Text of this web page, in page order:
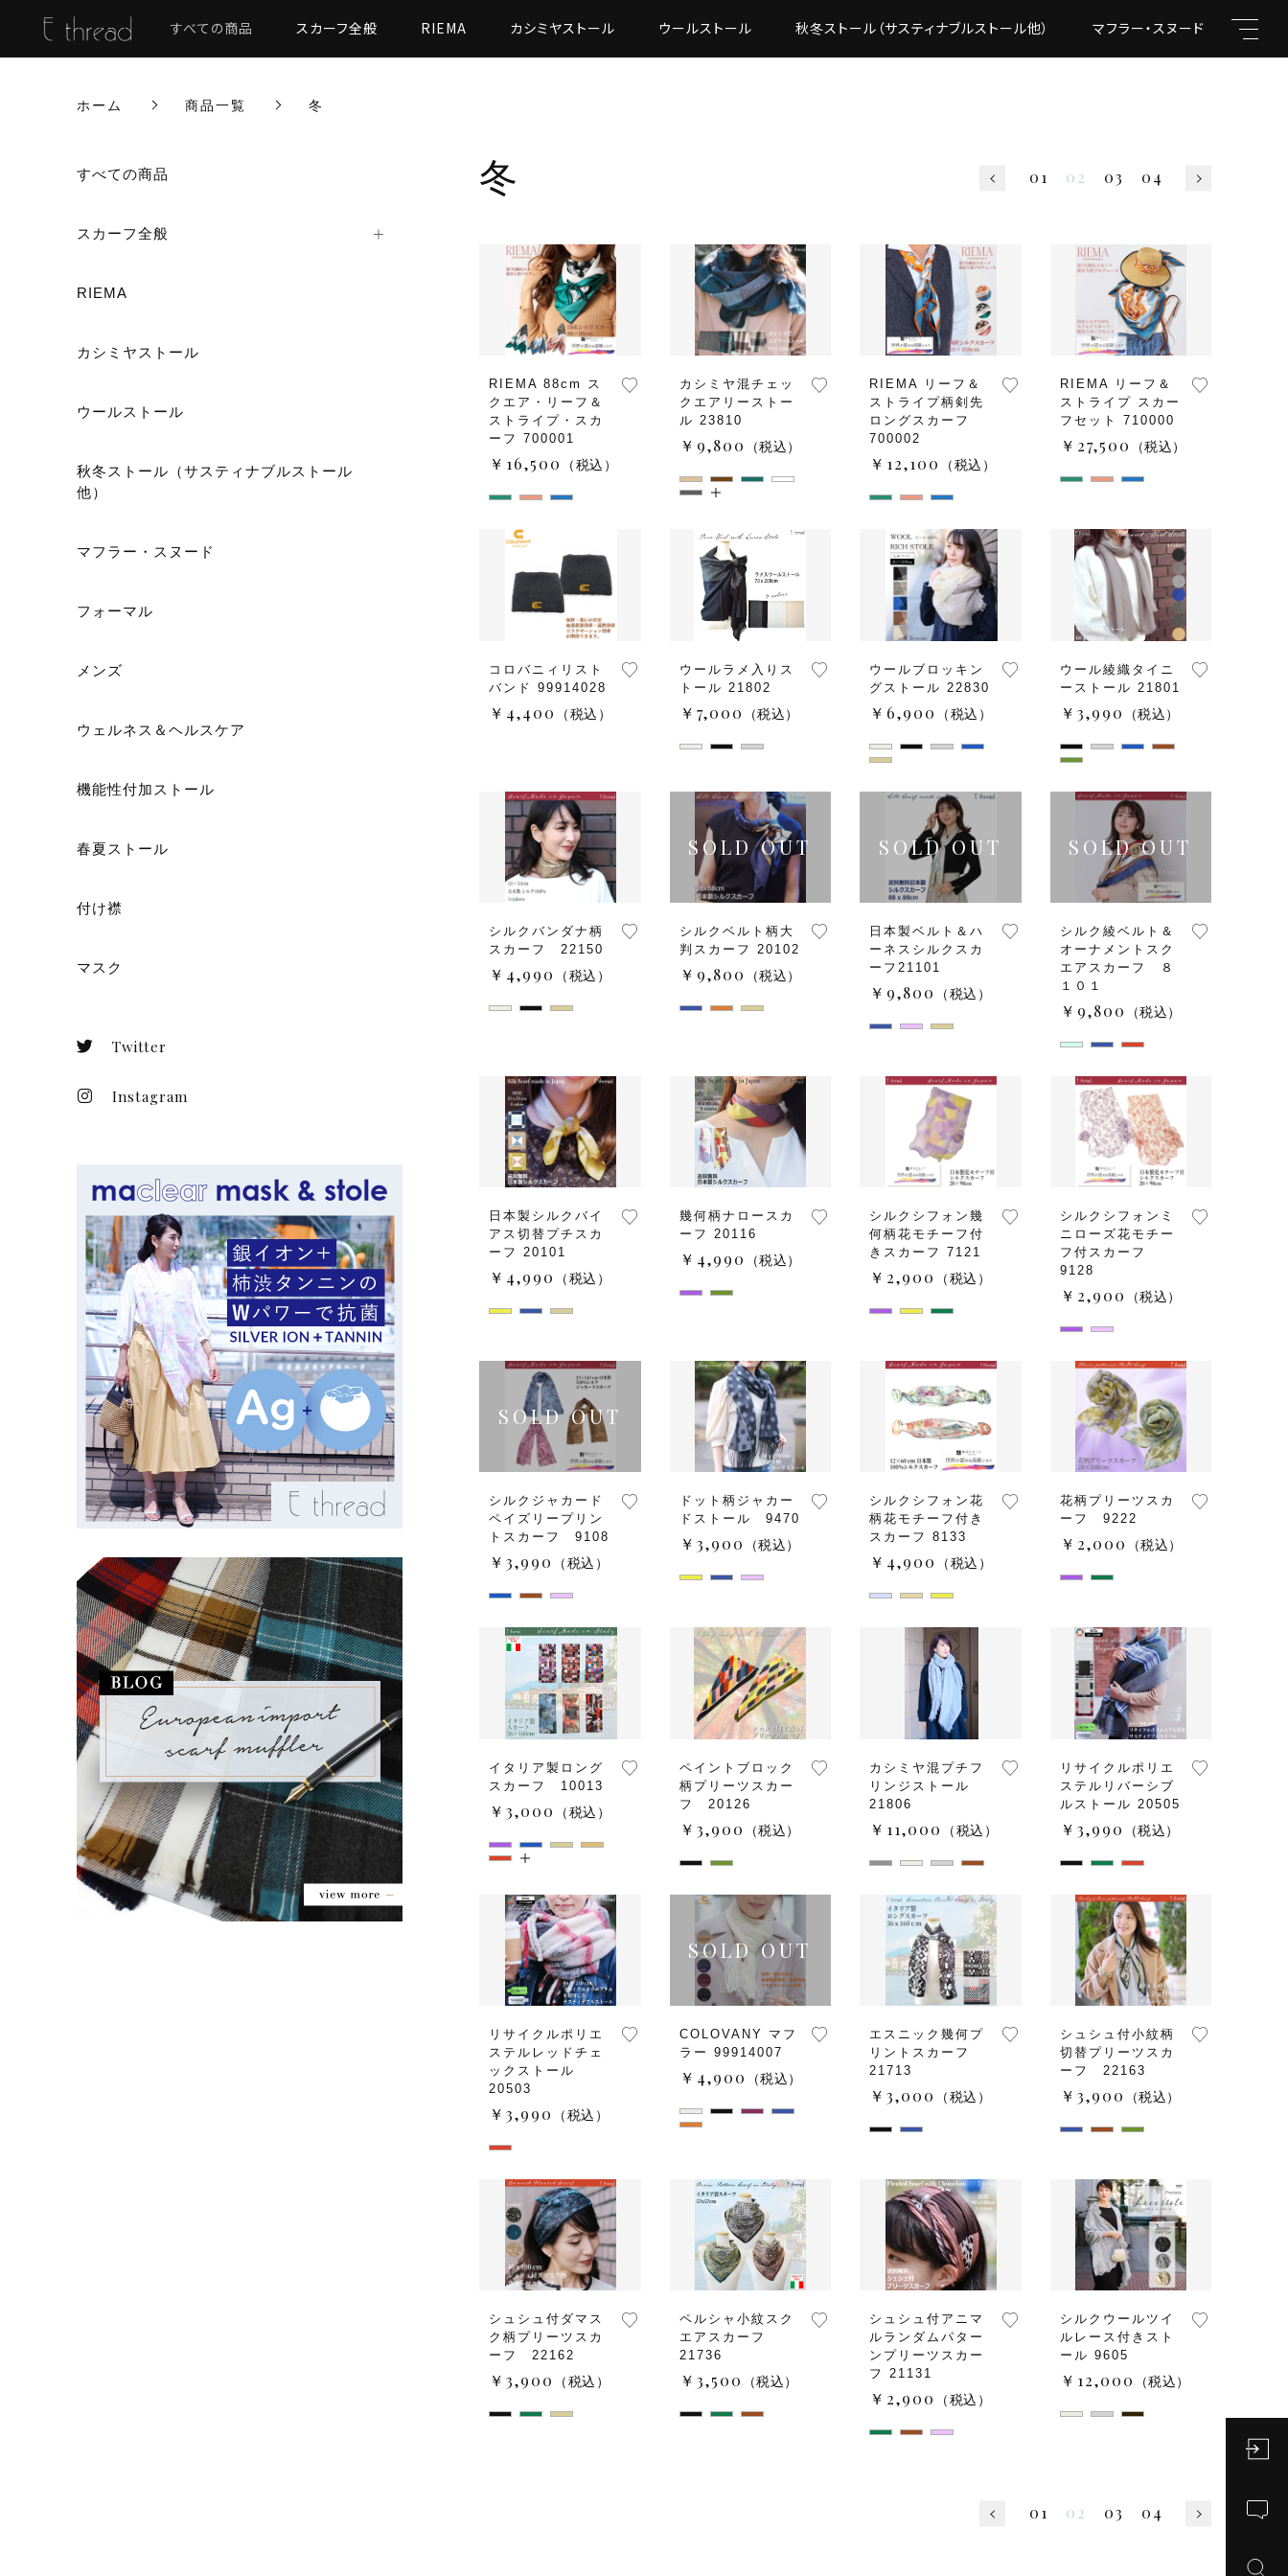
すべての商品 スカーフ全般 RIEMA カシミヤストール ウールストール 秋冬ストール（サスティナブルストール他） マフラー・スヌード フォ
ホーム 商品一覧 冬
冬 01 02 03 04
RIEMA 88cm ス
クエア・リーフ＆
ストライプ・スカ
ーフ 700001
￥16,500 （税込）
カシミヤ混チェッ
クエアリーストー
ル 23810
￥9,800 （税込）
RIEMA リーフ＆
ストライプ柄剣先
ロングスカーフ
700002
￥12,100 （税込）
RIEMA リーフ＆
ストライプ スカー
フセット 710000
￥27,500 （税込）
コロバニィリスト
バンド 99914028
￥4,400 （税込）
ウールラメ入りス
トール 21802
￥7,000 （税込）
ウールブロッキン
グストール 22830
￥6,900 （税込）
ウール綾織タイニ
ーストール 21801
￥3,990 （税込）
シルクバンダナ柄
スカーフ 22150
￥4,990 （税込）
シルクベルト柄大
判スカーフ 20102
￥9,800 （税込）
日本製ベルト＆ハ
ーネスシルクスカ
ーフ21101
￥9,800 （税込）
シルク綾ベルト＆
オーナメントスク
エアスカーフ ８
１０１
￥9,800 （税込）
日本製シルクバイ
アス切替プチスカ
ーフ 20101
￥4,990 （税込）
幾何柄ナロースカ
ーフ 20116
￥4,990 （税込）
シルクシフォン幾
何柄花モチーフ付
きスカーフ 7121
￥2,900 （税込）
シルクシフォンミ
ニローズ花モチー
フ付スカーフ
9128
￥2,900 （税込）
シルクジャカード
ペイズリープリン
トスカーフ 9108
￥3,990 （税込）
ドット柄ジャカー
ドストール 9470
￥3,900 （税込）
シルクシフォン花
柄花モチーフ付き
スカーフ 8133
￥4,900 （税込）
花柄プリーツスカ
ーフ 9222
￥2,000 （税込）
イタリア製ロング
スカーフ 10013
￥3,000 （税込）
ペイントブロック
柄プリーツスカー
フ 20126
￥3,900 （税込）
カシミヤ混プチフ
リンジストール
21806
￥11,000 （税込）
リサイクルポリエ
ステルリバーシブ
ルストール 20505
￥3,990 （税込）
リサイクルポリエ
ステルレッドチェ
ックストール
20503
￥3,990 （税込）
COLOVANY マフ
ラー 99914007
￥4,900 （税込）
エスニック幾何プ
リントスカーフ
21713
￥3,000 （税込）
シュシュ付小紋柄
切替プリーツスカ
ーフ 22163
￥3,900 （税込）
シュシュ付ダマス
ク柄プリーツスカ
ーフ 22162
￥3,900 （税込）
ペルシャ小紋スク
エアスカーフ
21736
￥3,500 （税込）
シュシュ付アニマ
ルランダムパター
ンプリーツスカー
フ 21131
￥2,900 （税込）
シルクウールツイ
ルレース付きスト
ール 9605
￥12,000 （税込）
01 02 03 04
すべての商品
スカーフ全般
RIEMA
カシミヤストール
ウールストール
秋冬ストール（サスティナブルストール
他）
マフラー・スヌード
フォーマル
メンズ
ウェルネス＆ヘルスケア
機能性付加ストール
春夏ストール
付け襟
マスク
Twitter
Instagram
親カテゴリ
子カテゴリ
価格帯
並び順
在庫あり